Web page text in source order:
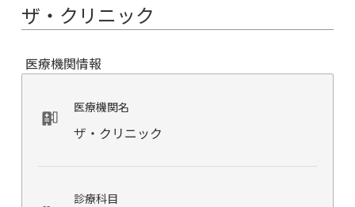
ザ・クリニック
医療機関情報
医療機関名
ザ・クリニック
診療科目